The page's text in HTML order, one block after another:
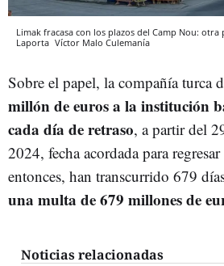
Limak fracasa con los plazos del Camp Nou:
Laporta Víctor Malo Culemanía
Sobre el papel, la compañía turca
millón de euros a la institución
cada día de retraso, a partir del
2024, fecha acordada para
entonces, han transcurrido 679
una multa de 679 millones de
Noticias relacionadas